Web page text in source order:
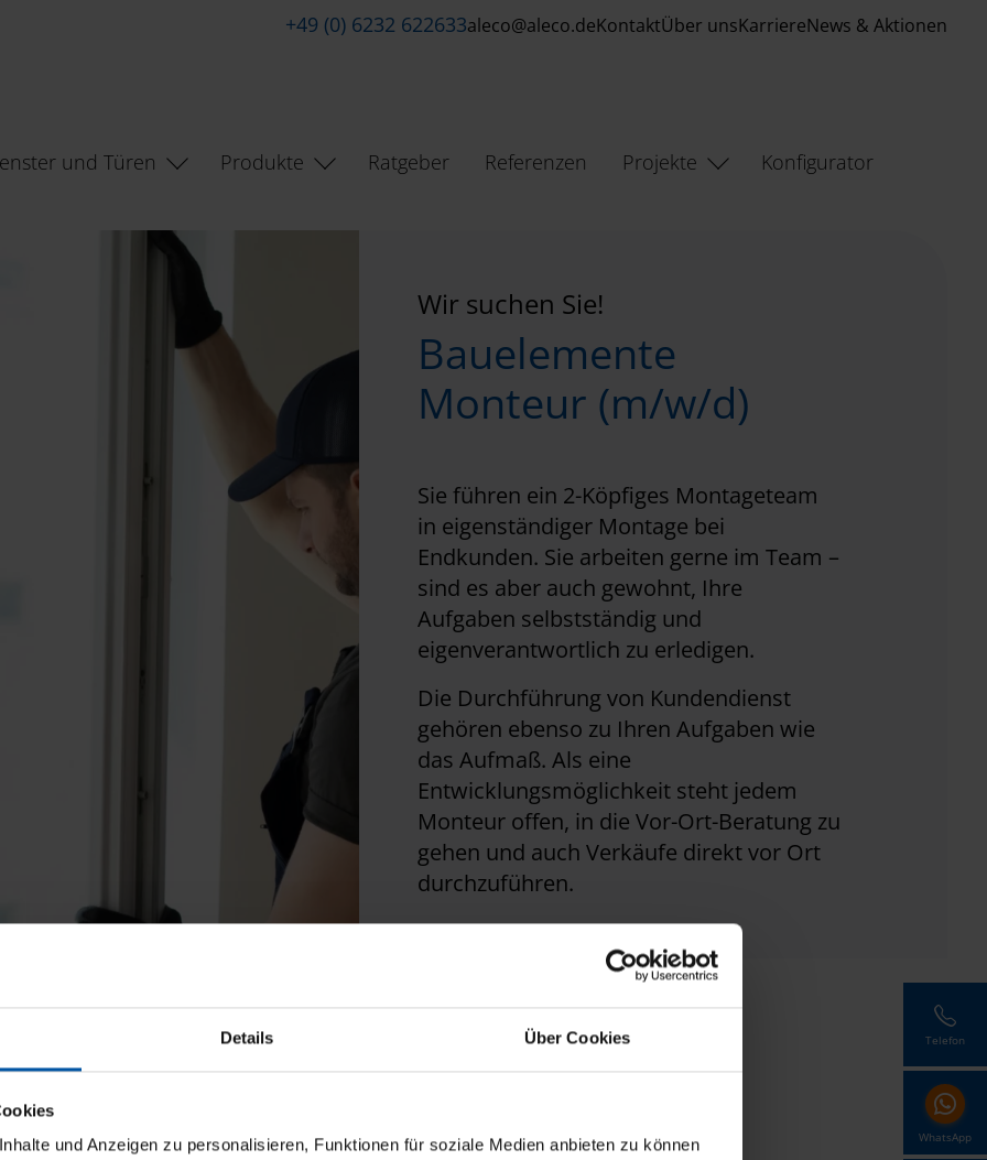
Details Über Cookies
und Anzeigen zu personalisieren, Funktionen für soziale Medien anbieten zu können
+49 (0) 6232 622633aleco@aleco.deKontaktÜber unsKarriereNews & Aktionen
und Türen
Produkte Ratgeber Referenzen Projekte Konfigurator
Wir suchen Sie!
Bauelemente
Monteur (m/w/d)
Sie führen ein 2-Köpfiges Montageteam
in eigenständiger Montage bei
Endkunden. Sie arbeiten gerne im Team –
sind es aber auch gewohnt, Ihre
Aufgaben selbstständig und
eigenverantwortlich zu erledigen.
Die Durchführung von Kundendienst
gehören ebenso zu Ihren Aufgaben wie
das Aufmaß. Als eine
Entwicklungsmöglichkeit steht jedem
Monteur offen, in die Vor-Ort-Beratung zu
gehen und auch Verkäufe direkt vor Ort
durchzuführen.
Telefon
WhatsApp